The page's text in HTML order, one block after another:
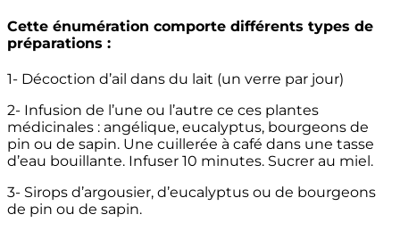
Cette énumération comporte différents types de
préparations :
1- Décoction d’ail dans du lait (un verre par jour)
2- Infusion de l’une ou l’autre ce ces plantes
médicinales : angélique, eucalyptus, bourgeons de
pin ou de sapin. Une cuillerée à café dans une tasse
d’eau bouillante. Infuser 10 minutes. Sucrer au miel.
3- Sirops d’argousier, d’eucalyptus ou de bourgeons
de pin ou de sapin.